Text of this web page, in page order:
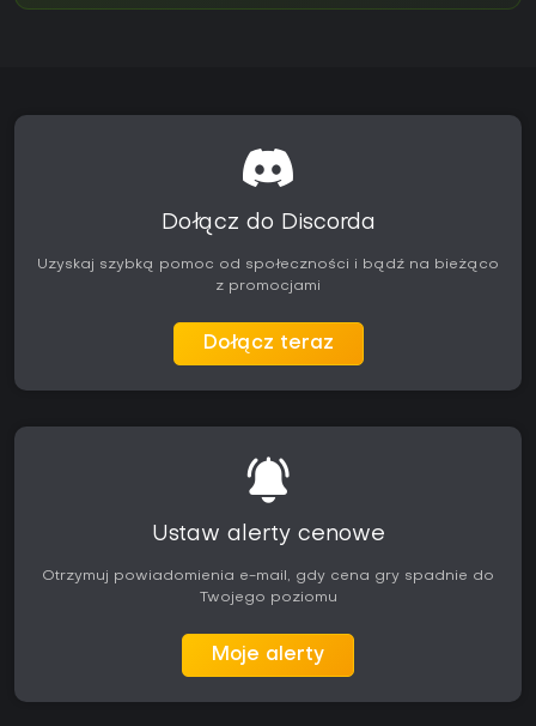
Dołącz do Discorda
Uzyskaj szybką pomoc od społeczności i bądź na bieżąco
z promocjami
Dołącz teraz
Ustaw alerty cenowe
Otrzymuj powiadomienia e-mail, gdy cena gry spadnie do
Twojego poziomu
Moje alerty